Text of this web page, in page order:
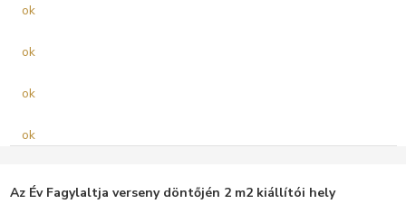
ok
ok
ok
ok
Az Év Fagylaltja verseny döntőjén 2 m2 kiállítói hely